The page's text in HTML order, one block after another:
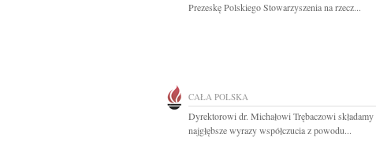
Prezeskę Polskiego Stowarzyszenia na rzecz...
CAŁA POLSKA
Dyrektorowi dr. Michałowi Trębaczowi składamy
najgłębsze wyrazy współczucia z powodu...